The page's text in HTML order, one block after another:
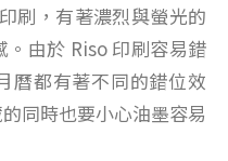
刷，有著濃烈與螢光的
由於 Riso 印刷容易錯
曆都有著不同的錯位效
同時也要小心油墨容易